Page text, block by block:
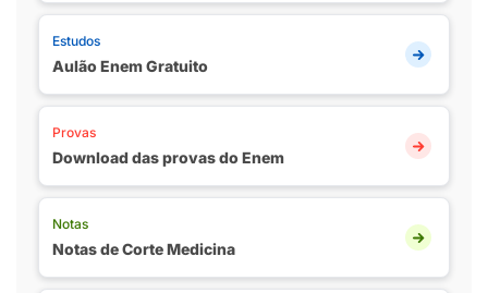
Estudos
Aulão Enem Gratuito
Provas
Download das provas do Enem
Notas
Notas de Corte Medicina